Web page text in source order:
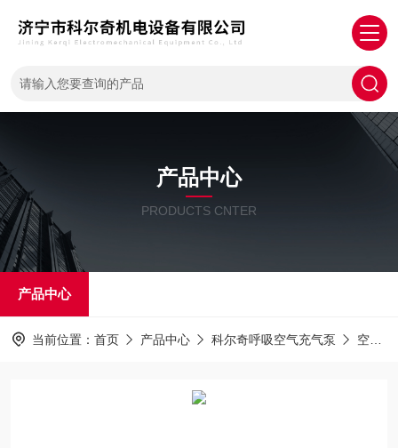
产品中心
PRODUCTS CNTER
产品中心
当前位置： 首页 产品中心 科尔奇呼吸空气充气泵 空气压缩机